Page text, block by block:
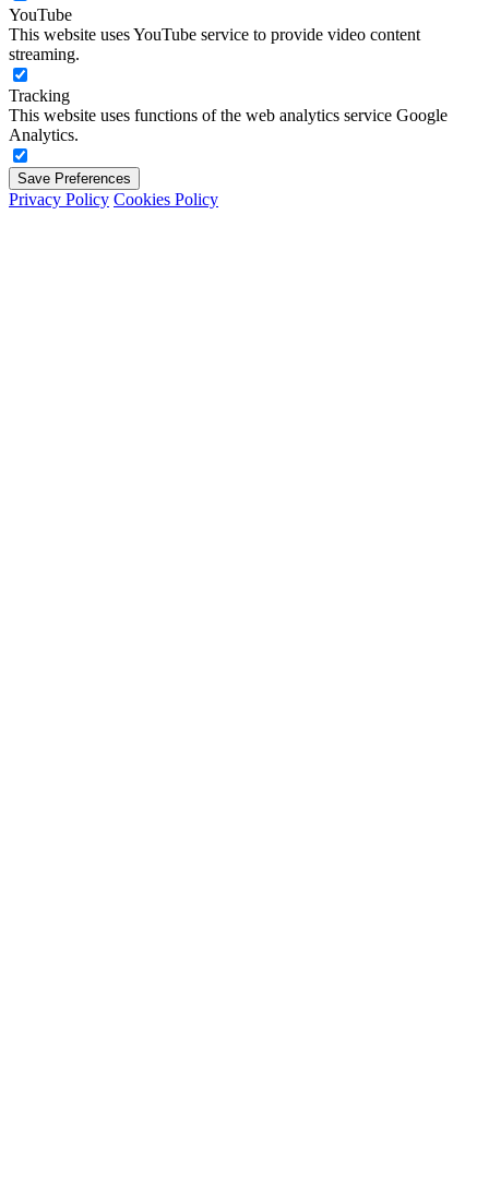
YouTube
This website uses YouTube service to provide video content
streaming.
Tracking
This website uses functions of the web analytics service Google
Analytics.
Save Preferences
Privacy Policy Cookies Policy